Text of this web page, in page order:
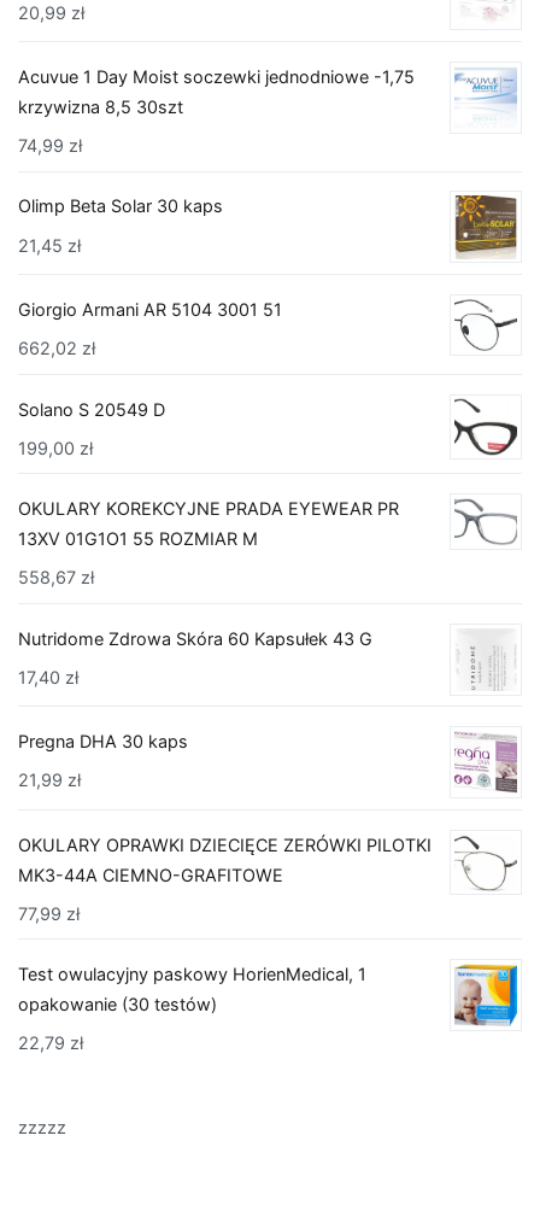
20,99 zł
Acuvue 1 Day Moist soczewki jednodniowe -1,75
krzywizna 8,5 30szt
74,99 zł
Olimp Beta Solar 30 kaps
21,45 zł
Giorgio Armani AR 5104 3001 51
662,02 zł
Solano S 20549 D
199,00 zł
OKULARY KOREKCYJNE PRADA EYEWEAR PR
13XV 01G1O1 55 ROZMIAR M
558,67 zł
Nutridome Zdrowa Skóra 60 Kapsułek 43 G
17,40 zł
Pregna DHA 30 kaps
21,99 zł
OKULARY OPRAWKI DZIECIĘCE ZERÓWKI PILOTKI
MK3-44A CIEMNO-GRAFITOWE
77,99 zł
Test owulacyjny paskowy HorienMedical, 1
opakowanie (30 testów)
22,79 zł
zzzzz